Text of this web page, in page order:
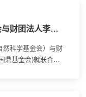
2017年度国家自然科学基金委员会与财团法人李国鼎科技发展基金会
然科学基金会）与财
鼎基金会)就联合资